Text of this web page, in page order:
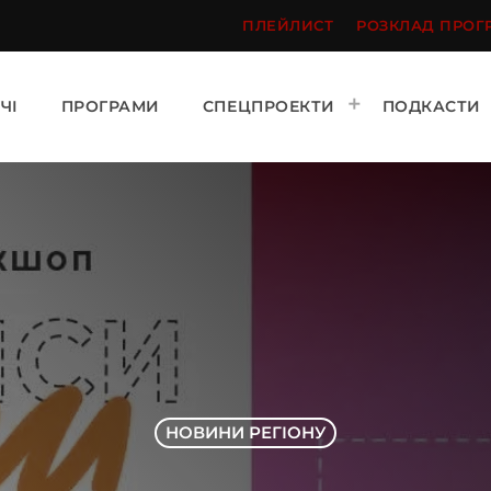
ПЛЕЙЛИСТ РОЗКЛАД
ПРОГРАМИ СПЕЦПРОЕКТИ ПОДКАСТИ
НОВИНИ РЕГІОНУ